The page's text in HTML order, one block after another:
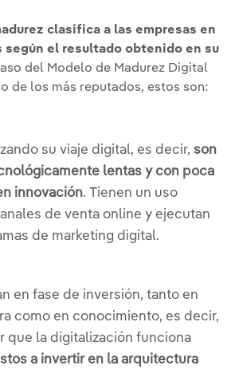
clasifica a las empresas en
el resultado obtenido en su
del Modelo de Madurez Digital
de los más reputados, estos son:
su viaje digital, es decir, son
lentas y con poca
innovación. Tienen un uso
de venta online y ejecutan
de marketing digital.
en fase de inversión, tanto en
como en conocimiento, es decir,
que la digitalización funciona
a invertir en la arquitectura